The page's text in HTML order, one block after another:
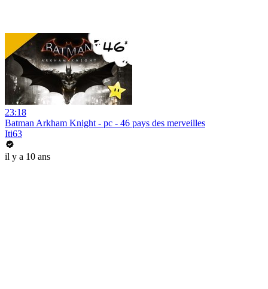
23:18
Batman Arkham Knight - pc - 46 pays des merveilles
Iti63
il y a 10 ans